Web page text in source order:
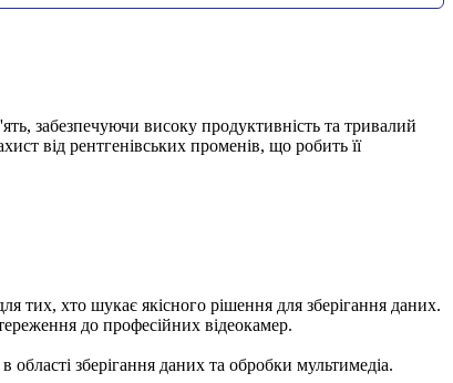
забезпечуючи високу продуктивність та тривалий
від рентгенівських променів, що робить її
тих, хто шукає якісного рішення для зберігання даних.
до професійних відеокамер.
зберігання даних та обробки мультимедіа.